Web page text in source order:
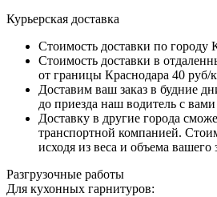
Курьерская доставка
Стоимость доставки по городу
Стоимость доставки в
от границы Краснодара 40 руб/
Доставим ваш заказ в будние
до приезда наш водитель с вами
Доставку в другие города
транспортной компанией.
исходя из веса и объема вашего
Разгрузочные работы
Для кухонных гарнитуров: